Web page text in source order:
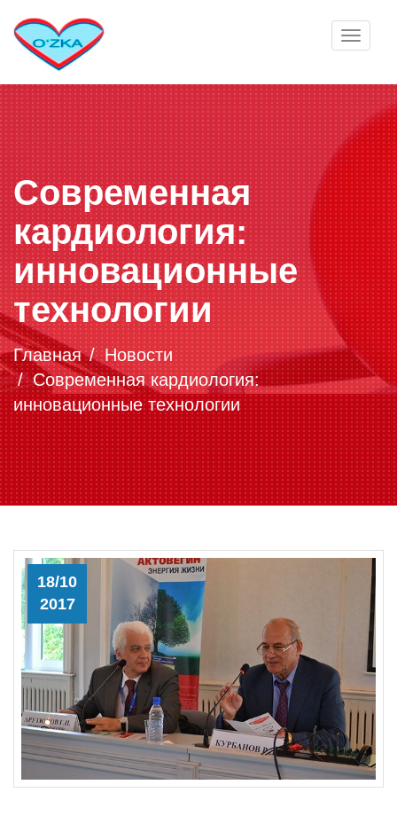
Toggle
Современная
кардиология:
инновационные
технологии
Главная
Новости
Современная кардиология:
инновационные технологии
18/10
2017